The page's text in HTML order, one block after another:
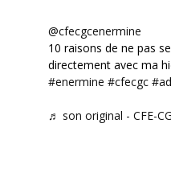
@cfecgcenermine
10 raisons de ne pas
directement avec ma
#enermine #cfecgc
♬ son original - CFE-